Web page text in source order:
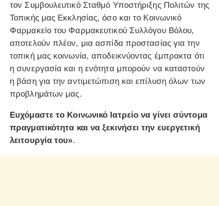
τον Συμβουλευτικό Σταθμό Υποστήριξης Πολιτών της
Τοπικής μας Εκκλησίας, όσο και το Κοινωνικό
Φαρμακείο του Φαρμακευτικού Συλλόγου Βόλου,
αποτελούν πλέον, μια ασπίδα προστασίας για την
τοπική μας κοινωνία, αποδεικνύοντας έμπρακτα ότι
η συνεργασία και η ενότητα μπορούν να καταστούν
η βάση για την αντιμετώπιση και επίλυση όλων των
προβλημάτων μας.
Ευχόμαστε το Κοινωνικό Ιατρείο να γίνει σύντομα
πραγματικότητα και να ξεκινήσει την ευεργετική
λειτουργία του».